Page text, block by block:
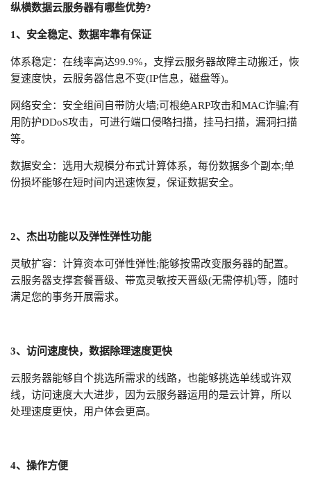
纵横数据云服务器有哪些优势?
1、安全稳定、数据牢靠有保证
体系稳定：在线率高达99.9%，支撑云服务器故障主动搬迁，恢
复速度快，云服务器信息不变(IP信息，磁盘等)。
网络安全：安全组间自带防火墙;可根绝ARP攻击和MAC诈骗;有
用防护DDoS攻击，可进行端口侵略扫描，挂马扫描，漏洞扫描
等。
数据安全：选用大规模分布式计算体系，每份数据多个副本;单
份损坏能够在短时间内迅速恢复，保证数据安全。
2、杰出功能以及弹性弹性功能
灵敏扩容：计算资本可弹性弹性;能够按需改变服务器的配置。
云服务器支撑套餐晋级、带宽灵敏按天晋级(无需停机)等，随时
满足您的事务开展需求。
3、访问速度快，数据除理速度更快
云服务器能够自个挑选所需求的线路，也能够挑选单线或许双
线，访问速度大大进步，因为云服务器运用的是云计算，所以
处理速度更快，用户体会更高。
4、操作方便